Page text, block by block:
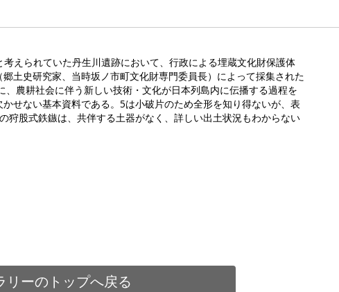
えられていた丹生川遺跡において、行政による埋蔵文化財保護体
土史研究家、当時坂ノ市町文化財専門委員長）によって採集された
農耕社会に伴う新しい技術・文化が日本列島内に伝播する過程を
せない基本資料である。5は小破片のため全形を知り得ないが、表
狩股式鉄鏃は、共伴する土器がなく、詳しい出土状況もわからない
リーのトップへ戻る